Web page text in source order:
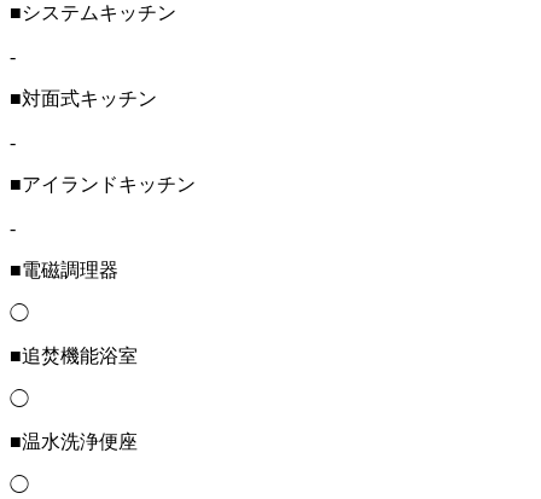
■システムキッチン
-
■対面式キッチン
-
■アイランドキッチン
-
■電磁調理器
◯
■追焚機能浴室
◯
■温水洗浄便座
◯